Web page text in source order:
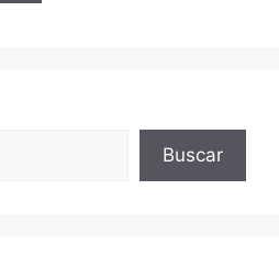
Buscar